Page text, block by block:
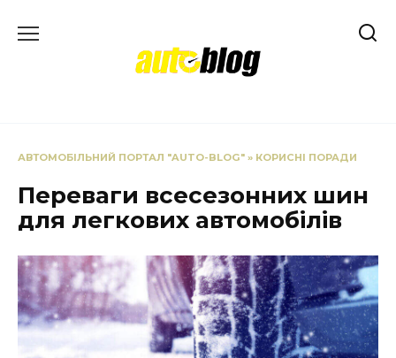
до
АВТОМОБІЛЬНИЙ ПОРТАЛ "AUTO-BLOG" » КОРИСНІ ПОРАДИ
Переваги всесезонних шин
для легкових автомобілів